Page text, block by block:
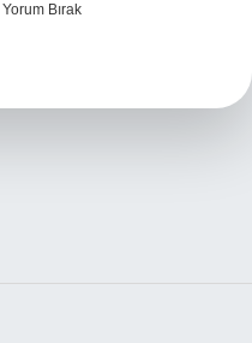
Yorum Bırak